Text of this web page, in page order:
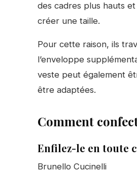
des cadres plus hauts
créer une taille.
Pour cette raison, ils
l’enveloppe
veste peut également
être adaptées.
Comment
Enfilez-le en toute
Brunello Cucinelli